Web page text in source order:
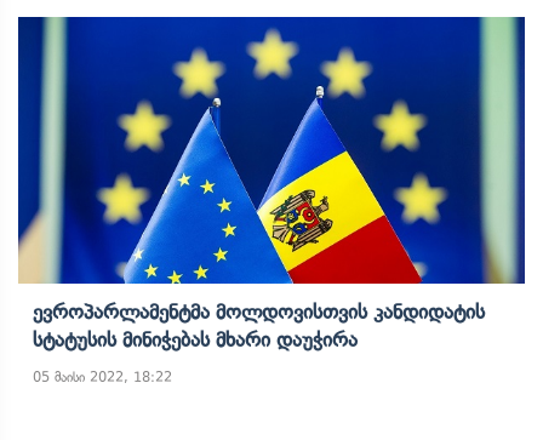
Ევროპარლამენტმა Მოლდოვისთვის Კანდიდატის
Სტატუსის Მინიჭებას Მხარი Დაუჭირა
05 მაისი 2022, 18:22